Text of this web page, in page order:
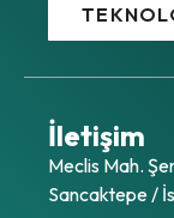
İletişim
Meclis Mah.
Sancaktepe /